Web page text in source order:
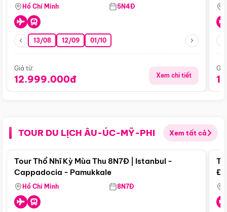
Hồ Chí Minh 5N4Đ
13/08 12/09 01/10
Giá từ:
12.999.000đ Xem chi tiết
TOUR DU LỊCH ÂU-ÚC-MỸ-PHI Xem tất cả
Điểm nổi bật
Tour Thổ Nhĩ Kỳ Mùa Thu 8N7Đ | Istanbul -
Cappadocia - Pamukkale
Hồ Chí Minh 8N7Đ